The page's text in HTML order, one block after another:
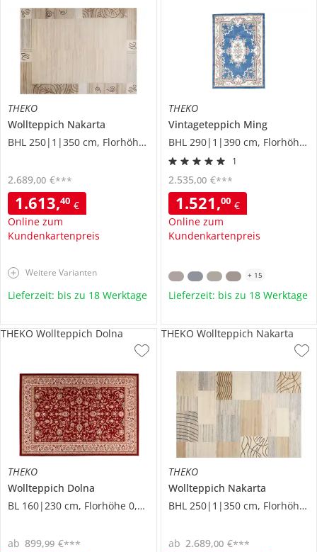
THEKO
Wollteppich Nakarta
BHL 250|1|350 cm, Florhöhe 1 cm
1.613,40 €
Online zum
Kundenkartenpreis
2.689,00 €***
Weitere Varianten
Lieferzeit: bis zu 18 Werktage
THEKO
Vintageteppich Ming
BHL 290|1|390 cm, Florhöhe 1 cm
1
1.521,00 €
Online zum
Kundenkartenpreis
2.535,00 €***
+ 15
Lieferzeit: bis zu 18 Werktage
THEKO
Wollteppich Dolna
BL 160|230 cm, Florhöhe 0,7 cm
ab 899,99 €***
THEKO Wollteppich Dolna
THEKO
Wollteppich Nakarta
BHL 250|1|350 cm, Florhöhe 1 cm
ab 2.689,00 €***
THEKO Wollteppich Nakarta